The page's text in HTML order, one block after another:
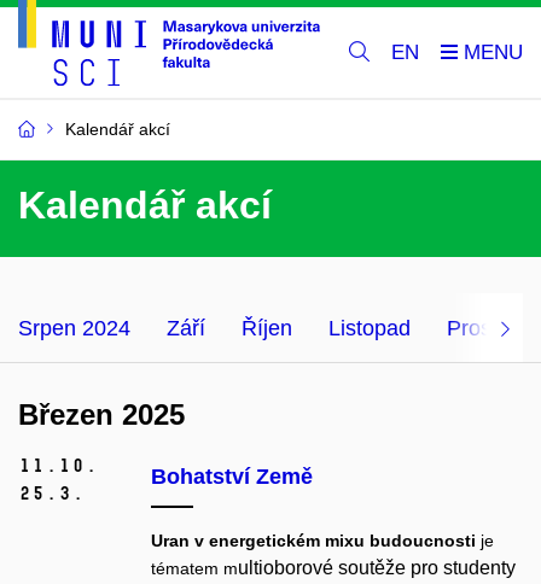
EN
Kalendář akcí
Kalendář akcí
Srpen 2024 Září Říjen Listopad Prosinec
Březen 2025
11. 10.
25. 3.
Bohatství Země
Uran v energetickém mixu budoucnosti je
tématem multioborové soutěže pro studenty